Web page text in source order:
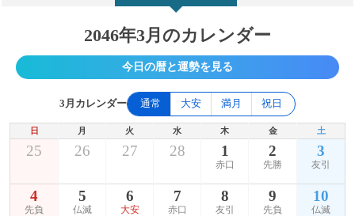
2046年3月のカレンダー
今日の暦と運勢を見る
3月カレンダー 通常 大安 満月 祝日
日 月 火 水 木 金 土
25 26 27 28 1
赤口
2
先勝
3
友引
4
先負
5
仏滅
6
大安
7
赤口
8
友引
9
先負
10
仏滅